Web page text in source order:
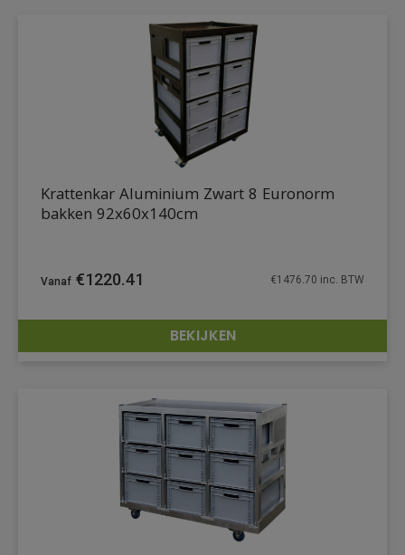
DETAILS
Krattenkar Aluminium Zwart 8 Euronorm
bakken 92x60x140cm
€1220.41 €1476.70 inc. BTW
BEKIJKEN